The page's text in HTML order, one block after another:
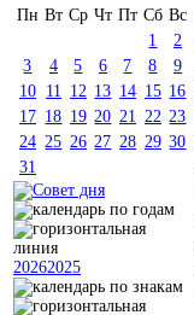
Пн Вт Ср Чт Пт Сб Вс
1
2
3
4 5 6 7 8
9
10 11 12 13 14 15 16
17 18 19 20 21 22 23
24 25 26 27 28 29 30
31
20262025